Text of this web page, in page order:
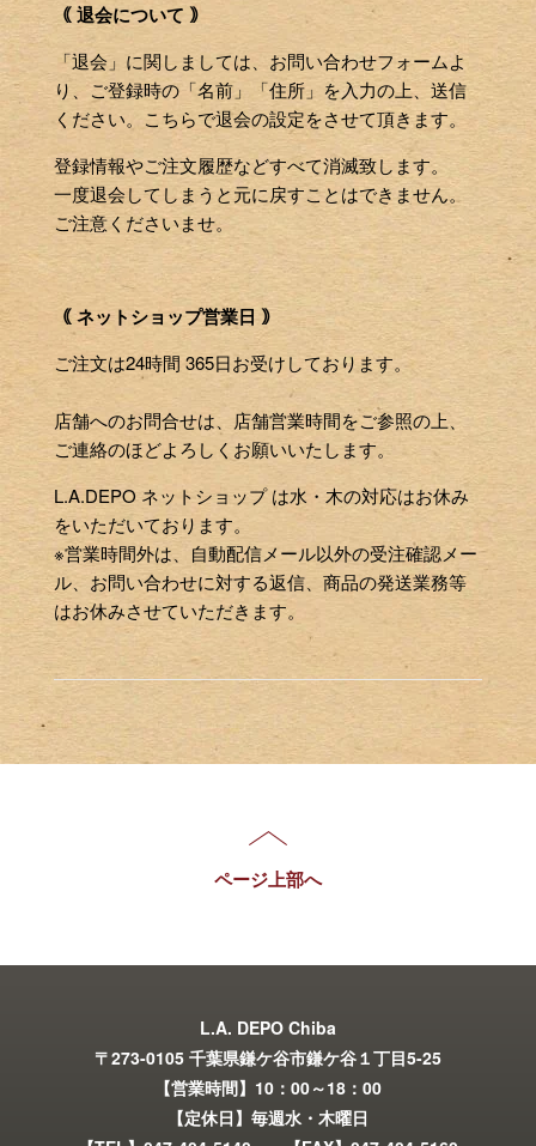
｟ 退会について ｠
「退会」に関しましては、お問い合わせフォームよ
り、ご登録時の「名前」「住所」を入力の上、送信
ください。こちらで退会の設定をさせて頂きます。
登録情報やご注文履歴などすべて消滅致します。
一度退会してしまうと元に戻すことはできません。
ご注意くださいませ。
｟ ネットショップ営業日 ｠
ご注文は24時間 365日お受けしております。
店舗へのお問合せは、店舗営業時間をご参照の上、
ご連絡のほどよろしくお願いいたします。
L.A.DEPO ネットショップ は水・木の対応はお休み
をいただいております。
※営業時間外は、自動配信メール以外の受注確認メー
ル、お問い合わせに対する返信、商品の発送業務等
はお休みさせていただきます。
ページ上部へ
L.A. DEPO Chiba
〒273-0105 千葉県鎌ケ谷市鎌ケ谷１丁目5-25
【営業時間】10：00～18：00
【定休日】毎週水・木曜日